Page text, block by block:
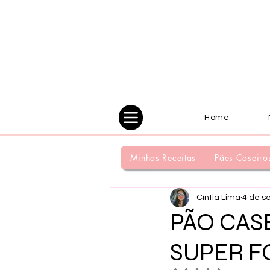
Home
Minhas Receitas Pães
PÃO
SUPER
Cíntia Lima 4 de